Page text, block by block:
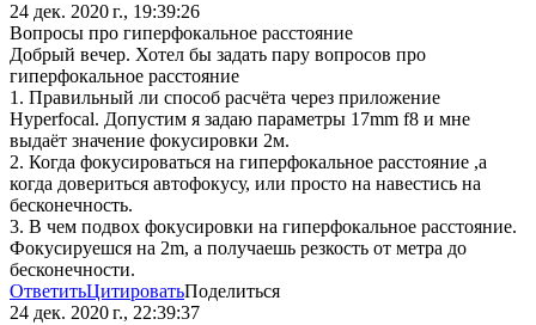
24 дек. 2020 г., 19:39:26
Вопросы про гиперфокальное расстояние
Добрый вечер. Хотел бы задать пару вопросов про
гиперфокальное расстояние
1. Правильный ли способ расчёта через приложение
Hyperfocal. Допустим я задаю параметры 17mm f8 и мне
выдаёт значение фокусировки 2м.
2. Когда фокусироваться на гиперфокальное расстояние ,а
когда довериться автофокусу, или просто на навестись на
бесконечность.
3. В чем подвох фокусировки на гиперфокальное расстояние.
Фокусируешся на 2m, а получаешь резкость от метра до
бесконечности.
ОтветитьЦитироватьПоделиться
24 дек. 2020 г., 22:39:37